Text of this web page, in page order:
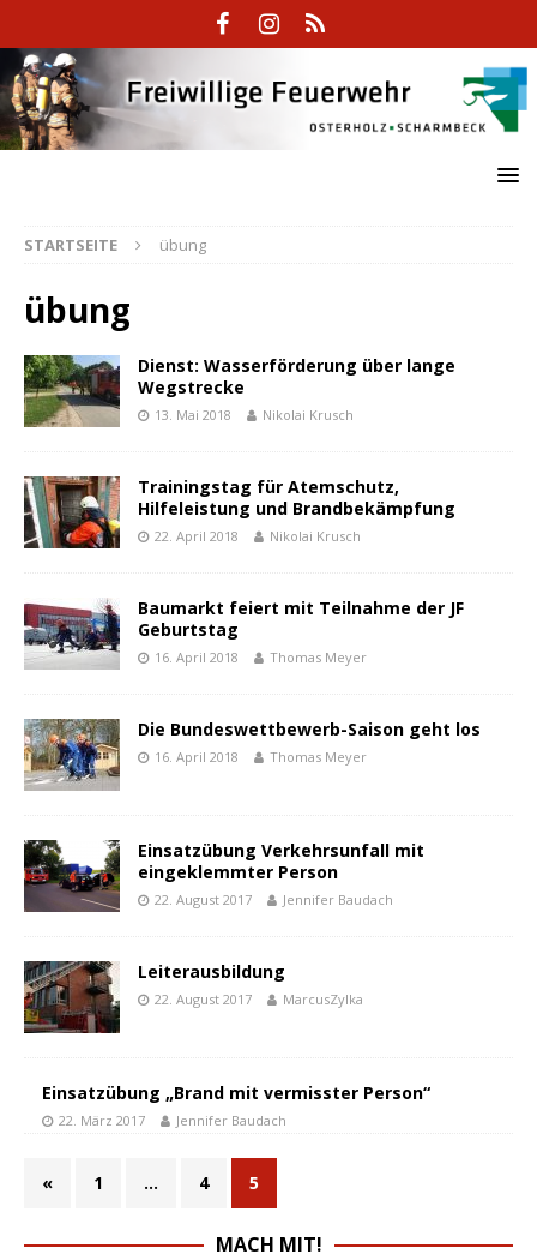
STARTSEITE übung
übung
Dienst: Wasserförderung über lange
Wegstrecke
13. Mai 2018 Nikolai Krusch
Trainingstag für Atemschutz,
Hilfeleistung und Brandbekämpfung
22. April 2018 Nikolai Krusch
Baumarkt feiert mit Teilnahme der JF
Geburtstag
16. April 2018 Thomas Meyer
Die Bundeswettbewerb-Saison geht los
16. April 2018 Thomas Meyer
Einsatzübung Verkehrsunfall mit
eingeklemmter Person
22. August 2017 Jennifer Baudach
Leiterausbildung
22. August 2017 MarcusZylka
Einsatzübung „Brand mit vermisster Person“
22. März 2017 Jennifer Baudach
« 1 … 4 5
MACH MIT!